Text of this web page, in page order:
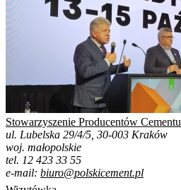
Stowarzyszenie Producentów Cementu
ul. Lubelska 29/4/5, 30-003 Kraków
woj. małopolskie
tel. 12 423 33 55
e-mail: biuro@polskicement.pl